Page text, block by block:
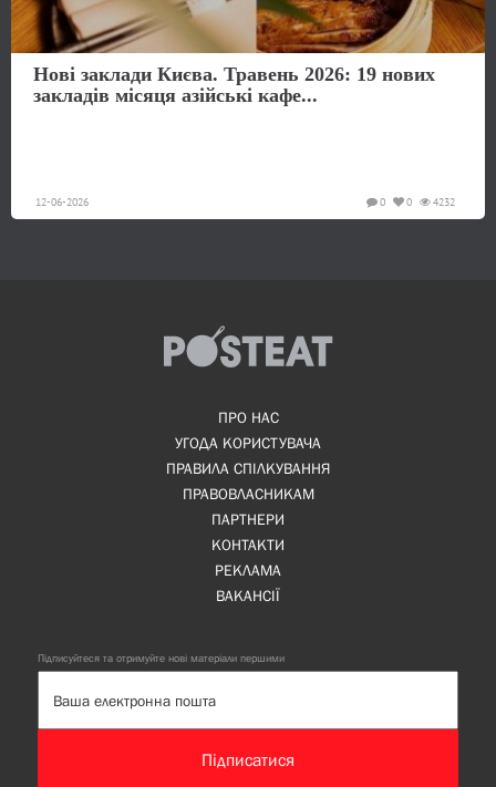
Нові заклади Києва. Травень 2026: 19 нових
закладів місяця азійські кафе...
12-06-2026 4232
0
0
ПРО НАС
УГОДА КОРИСТУВАЧА
ПРАВИЛА СПІЛКУВАННЯ
ПРАВОВЛАСНИКАМ
ПАРТНЕРИ
КОНТАКТИ
РЕКЛАМА
ВАКАНСІЇ
Підписуйтеся та отримуйте нові матеріали першими
Підписатися